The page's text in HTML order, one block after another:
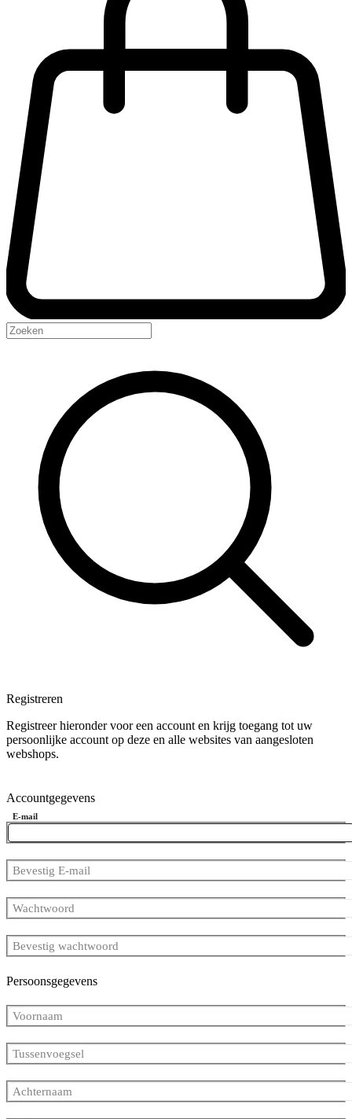
Registreren
Registreer hieronder voor een account en krijg toegang tot uw
persoonlijke account op deze en alle websites van aangesloten
webshops.
Accountgegevens
E-mail
Bevestig E-mail
Wachtwoord
Bevestig wachtwoord
Persoonsgegevens
Voornaam
Tussenvoegsel
Achternaam